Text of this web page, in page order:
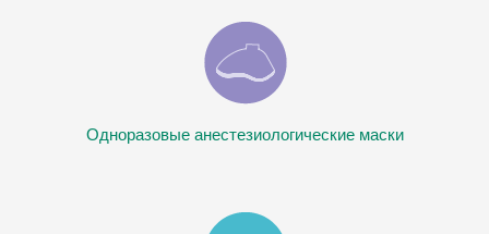
Одноразовые анестезиологические маски